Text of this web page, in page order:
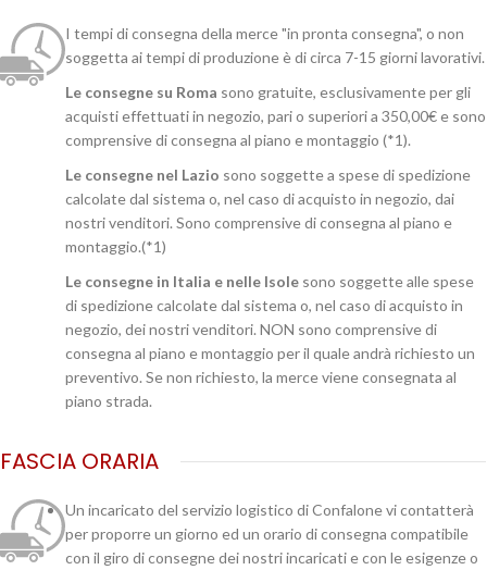
I tempi di consegna della merce "in pronta consegna", o non
soggetta ai tempi di produzione è di circa 7-15 giorni lavorativi.
Le consegne su Roma sono gratuite, esclusivamente per gli
acquisti effettuati in negozio, pari o superiori a 350,00€ e sono
comprensive di consegna al piano e montaggio (*1).
Le consegne nel Lazio sono soggette a spese di spedizione
calcolate dal sistema o, nel caso di acquisto in negozio, dai
nostri venditori. Sono comprensive di consegna al piano e
montaggio.(*1)
Le consegne in Italia e nelle Isole sono soggette alle spese
di spedizione calcolate dal sistema o, nel caso di acquisto in
negozio, dei nostri venditori. NON sono comprensive di
consegna al piano e montaggio per il quale andrà richiesto un
preventivo. Se non richiesto, la merce viene consegnata al
piano strada.
FASCIA ORARIA
Un incaricato del servizio logistico di Confalone vi contatterà
per proporre un giorno ed un orario di consegna compatibile
con il giro di consegne dei nostri incaricati e con le esigenze o